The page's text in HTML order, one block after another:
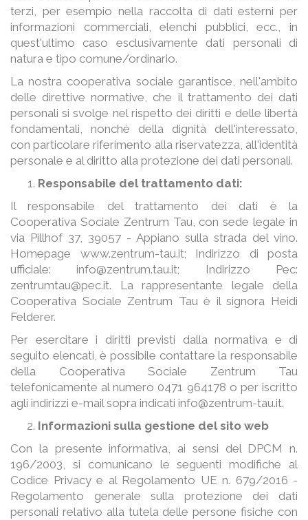
terzi, per esempio nella raccolta di dati esterni per
informazioni commerciali, elenchi pubblici, ecc., in
quest'ultimo caso esclusivamente dati personali di
natura e tipo comune/ordinario.
La nostra cooperativa sociale garantisce, nell'ambito
delle direttive normative, che il trattamento dei dati
personali si svolge nel rispetto dei diritti e delle libertà
fondamentali, nonché della dignità dell'interessato,
con particolare riferimento alla riservatezza, all'identità
personale e al diritto alla protezione dei dati personali.
Responsabile del trattamento dati:
Il responsabile del trattamento dei dati è la
Cooperativa Sociale Zentrum Tau, con sede legale in
via Pillhof 37, 39057 - Appiano sulla strada del vino.
Homepage www.zentrum-tau.it; Indirizzo di posta
ufficiale: info@zentrum.tau.it; Indirizzo Pec:
zentrumtau@pec.it. La rappresentante legale della
Cooperativa Sociale Zentrum Tau è il signora Heidi
Felderer.
Per esercitare i diritti previsti dalla normativa e di
seguito elencati, è possibile contattare la responsabile
della Cooperativa Sociale Zentrum Tau
telefonicamente al numero 0471 964178 o per iscritto
agli indirizzi e-mail sopra indicati info@zentrum-tau.it.
Informazioni sulla gestione del sito web
Con la presente informativa, ai sensi del DPCM n.
196/2003, si comunicano le seguenti modifiche al
Codice Privacy e al Regolamento UE n. 679/2016 -
Regolamento generale sulla protezione dei dati
personali relativo alla tutela delle persone fisiche con